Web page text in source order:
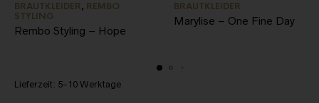
BRAUTKLEIDER, REMBO
STYLING
Rembo Styling – Hope
BRAUTKLEIDER
Marylise – One Fine Day
Lieferzeit: 5-10 Werktage